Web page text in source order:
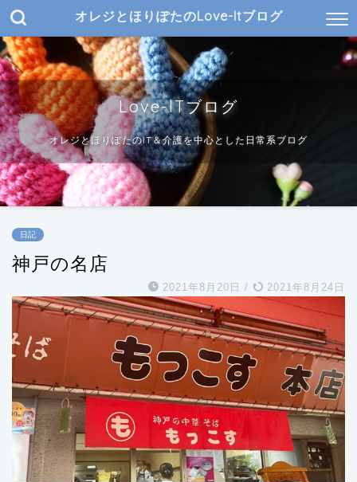
オレジとほりぽたのLove-Itブログ
Love-ITブログ
オレジとほりぽたのIT＆介護を中心とした日常系ブログ
日記
神戸の名店
2021年8月20日 / 2021年8月24日